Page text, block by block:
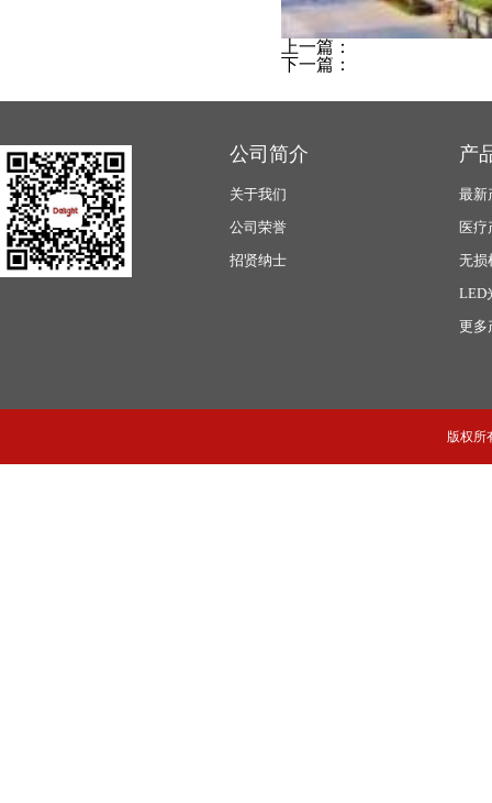
上一篇：
下一篇：
公司简介
关于我们
公司荣誉
招贤纳士
产
最新
医疗
无损
LED
更多
版权所